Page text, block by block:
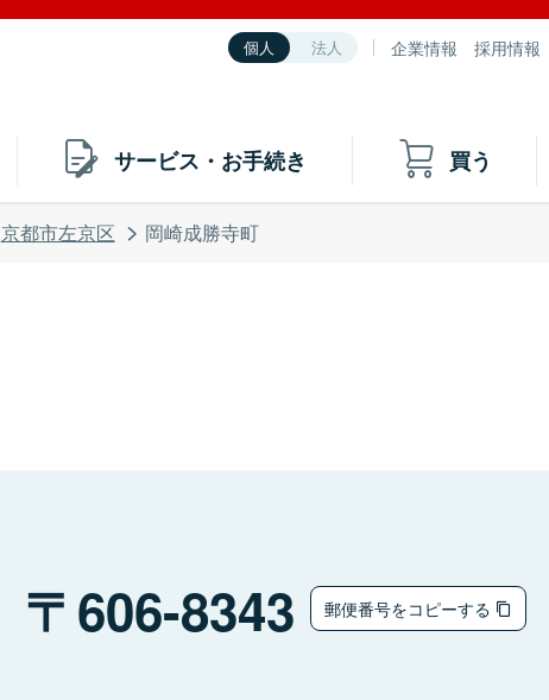
個人 法人 企業情報 採用情報
サービス・お手続き 買う
京都市左京区 岡崎成勝寺町
606-8343 郵便番号をコピーする